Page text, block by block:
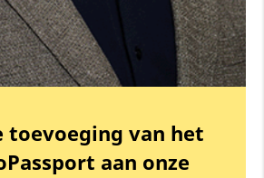
toevoeging van het
aan onze